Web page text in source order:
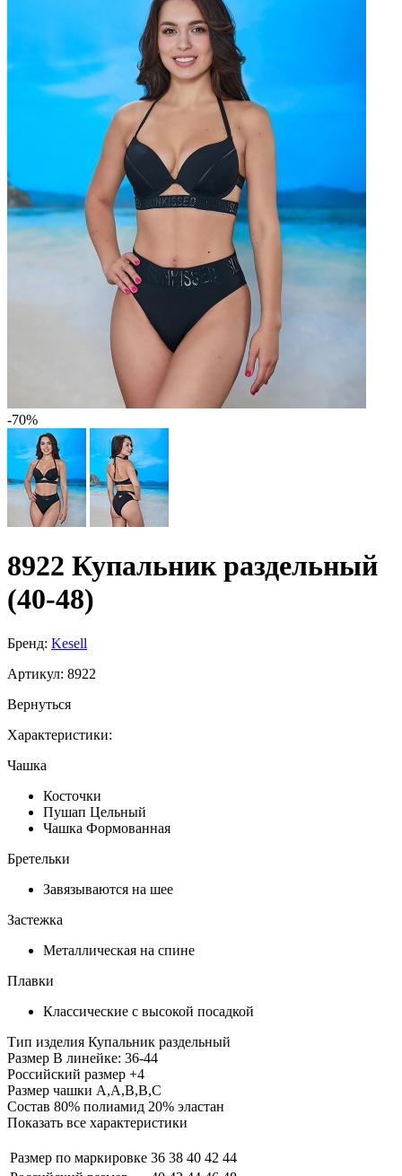
-70%
8922 Купальник раздельный
(40-48)
Бренд: Kesell
Артикул: 8922
Вернуться
Характеристики:
Чашка
Косточки
Пушап Цельный
Чашка Формованная
Бретельки
Завязываются на шее
Застежка
Металлическая на спине
Плавки
Классические с высокой посадкой
Тип изделия Купальник раздельный
Размер В линейке: 36-44
Российский размер +4
Размер чашки A,A,B,B,C
Состав 80% полиамид 20% эластан
Показать все характеристики
Размер по маркировке 36 38 40 42 44